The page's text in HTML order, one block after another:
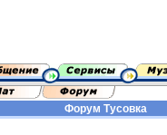
Форум Тусовка